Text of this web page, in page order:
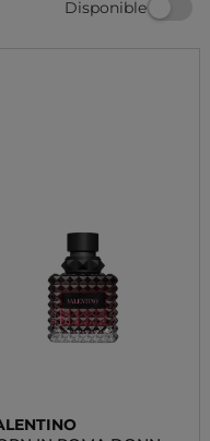
Disponible